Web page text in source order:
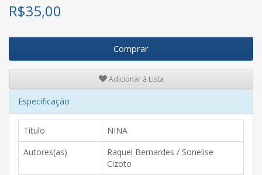
R$35,00
Comprar
Adicionar à Lista
Especificação
Título
NINA
Autores(as)
Raquel Bernardes / Sonelise
Cizoto